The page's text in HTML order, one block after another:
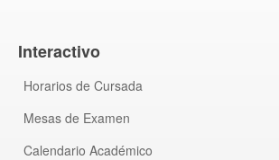
Interactivo
Horarios de Cursada
Mesas de Examen
Calendario Académico